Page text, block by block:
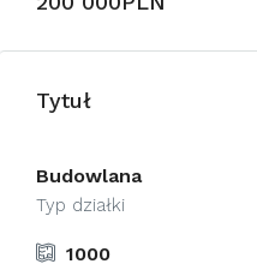
Tytuł
Budowlana
Typ działki
1000